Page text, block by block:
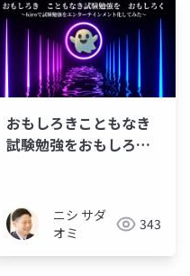
おもしろきこともなき
試験勉強をおもしろく
してみた～ニシ サダ
オミ
343